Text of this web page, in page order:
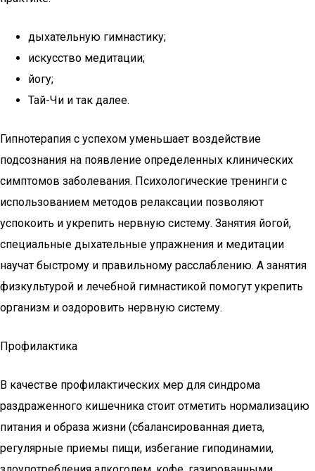
дыхательную гимнастику;
искусство медитации;
йогу;
Тай-Чи и так далее.
Гипнотерапия с успехом уменьшает воздействие
подсознания на появление определенных клинических
симптомов заболевания. Психологические тренинги с
использованием методов релаксации позволяют
успокоить и укрепить нервную систему. Занятия йогой,
специальные дыхательные упражнения и медитации
научат быстрому и правильному расслаблению. А занятия
физкультурой и лечебной гимнастикой помогут укрепить
организм и оздоровить нервную систему.
Профилактика
В качестве профилактических мер для синдрома
раздраженного кишечника стоит отметить нормализацию
питания и образа жизни (сбалансированная диета,
регулярные приемы пищи, избегание гиподинамии,